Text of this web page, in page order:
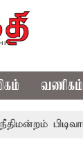
வணிகம்
பிடிவாராண்ட்